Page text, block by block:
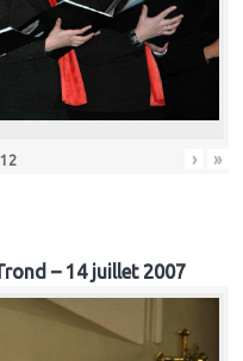
12 › »
– 14 juillet 2007